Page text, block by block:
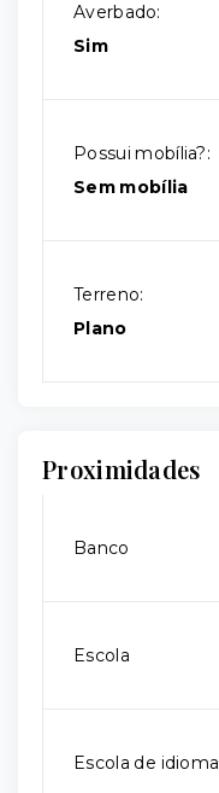
Averbado:
Sim
Possui mobília?:
Sem mobília
Terreno:
Plano
Proximidades
Banco
Escola
Escola de idioma